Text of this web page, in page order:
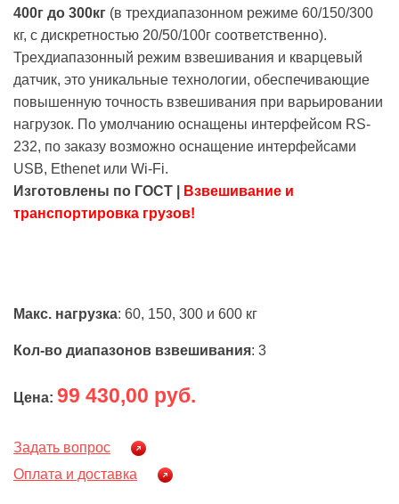
400г до 300кг (в трехдиапазонном режиме 60/150/300
кг, с дискретностью 20/50/100г соответственно).
Трехдиапазонный режим взвешивания и кварцевый
датчик, это уникальные технологии, обеспечивающие
повышенную точность взвешивания при варьировании
нагрузок. По умолчанию оснащены интерфейсом RS-
232, по заказу возможно оснащение интерфейсами
USB, Ethenet или Wi-Fi.
Изготовлены по ГОСТ |
Взвешивание и
транспортировка грузов!
Макс. нагрузка: 60, 150, 300 и 600 кг
Кол-во диапазонов взвешивания: 3
Цена: 99 430,00 руб.
Задать вопрос
Оплата и доставка